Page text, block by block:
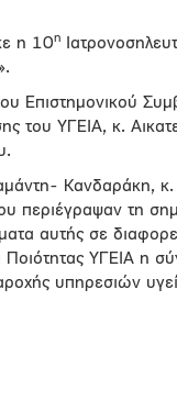
η 10η
Επιστημονικού
του ΥΓΕΙΑ, κ.
Κανδαράκη,
περιέγραψαν τη
αυτής σε
ΥΓΕΙΑ η
υπηρεσιών